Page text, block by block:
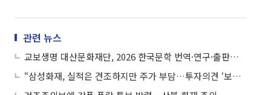
관련 뉴스
교보생명 대산문화재단, 2026 한국문학 번역·연구·출판지원 공모
“삼성화재, 실적은 견조하지만 주가 부담…투자의견 ‘보유’ 하향”